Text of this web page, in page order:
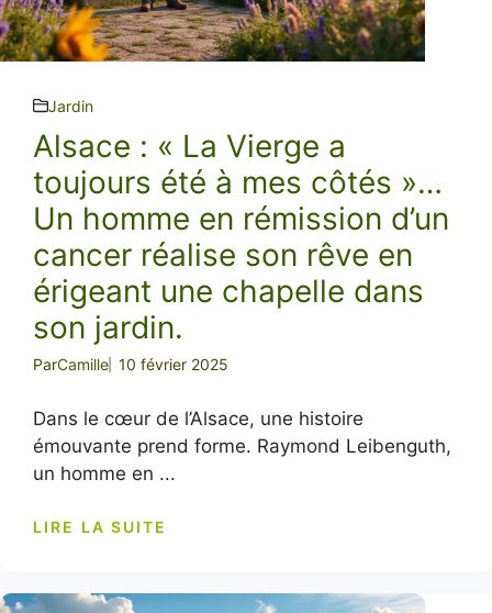
Jardin
Alsace : « La Vierge a
toujours été à mes côtés »…
Un homme en rémission d’un
cancer réalise son rêve en
érigeant une chapelle dans
son jardin.
ParCamille 10 février 2025
Dans le cœur de l’Alsace, une histoire
émouvante prend forme. Raymond Leibenguth,
un homme en ...
LIRE LA SUITE